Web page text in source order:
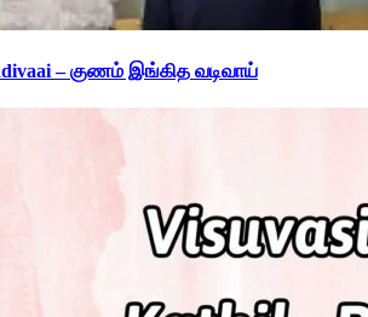
– குணம் இங்கித வடிவாய்